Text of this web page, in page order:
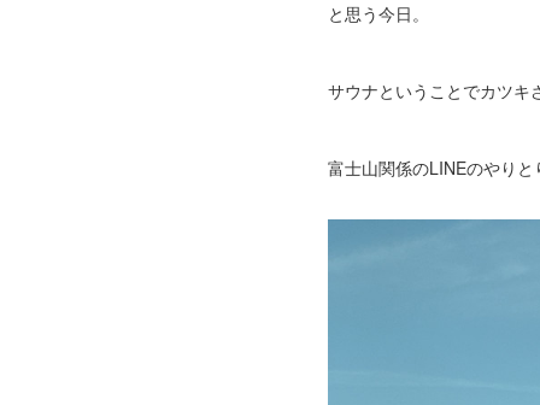
と思う今日。
サウナということでカツキ
富士山関係のLINEのやりと